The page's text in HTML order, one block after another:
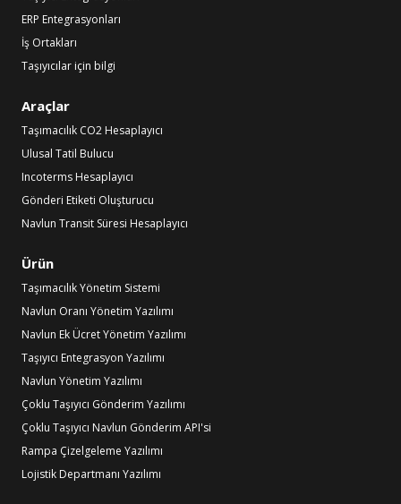
ERP Entegrasyonları
İş Ortakları
Taşıyıcılar için bilgi
Araçlar
Taşımacılık CO2 Hesaplayıcı
Ulusal Tatil Bulucu
Incoterms Hesaplayıcı
Gönderi Etiketi Oluşturucu
Navlun Transit Süresi Hesaplayıcı
Ürün
Taşımacılık Yönetim Sistemi
Navlun Oranı Yönetim Yazılımı
Navlun Ek Ücret Yönetim Yazılımı
Taşıyıcı Entegrasyon Yazılımı
Navlun Yönetim Yazılımı
Çoklu Taşıyıcı Gönderim Yazılımı
Çoklu Taşıyıcı Navlun Gönderim API'si
Rampa Çizelgeleme Yazılımı
Lojistik Departmanı Yazılımı